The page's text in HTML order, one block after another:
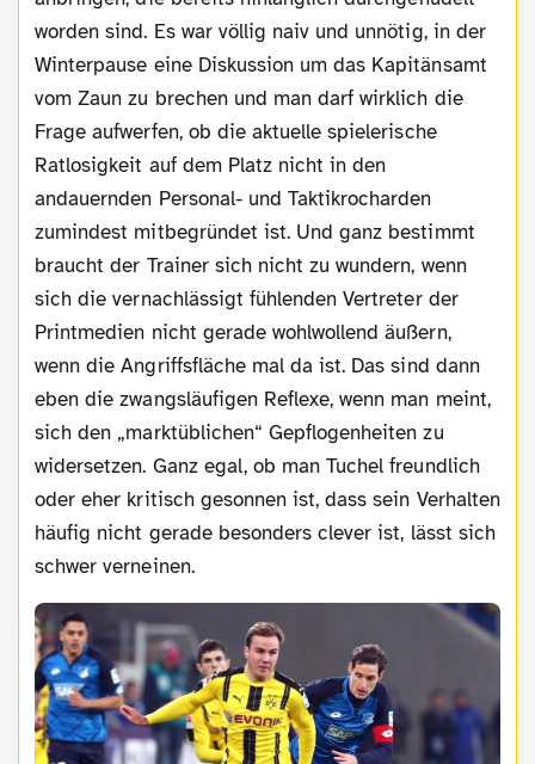
worden sind. Es war völlig naiv und unnötig, in der
Winterpause eine Diskussion um das Kapitänsamt
vom Zaun zu brechen und man darf wirklich die
Frage aufwerfen, ob die aktuelle spielerische
Ratlosigkeit auf dem Platz nicht in den
andauernden Personal- und Taktikrocharden
zumindest mitbegründet ist. Und ganz bestimmt
braucht der Trainer sich nicht zu wundern, wenn
sich die vernachlässigt fühlenden Vertreter der
Printmedien nicht gerade wohlwollend äußern,
wenn die Angriffsfläche mal da ist. Das sind dann
eben die zwangsläufigen Reflexe, wenn man meint,
sich den „marktüblichen“ Gepflogenheiten zu
widersetzen. Ganz egal, ob man Tuchel freundlich
oder eher kritisch gesonnen ist, dass sein Verhalten
häufig nicht gerade besonders clever ist, lässt sich
schwer verneinen.